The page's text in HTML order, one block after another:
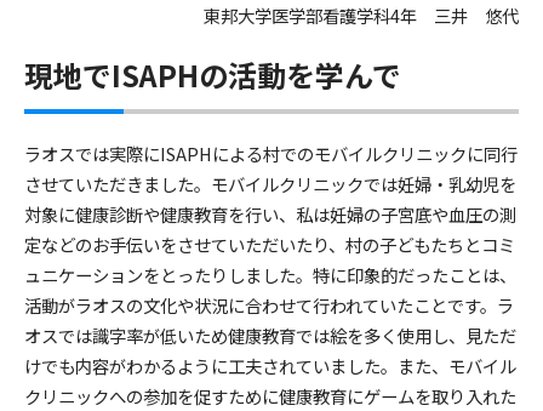
東邦大学医学部看護学科4年 三井 悠代
現地でISAPHの活動を学んで
ラオスでは実際にISAPHによる村でのモバイルクリニックに同行
させていただきました。モバイルクリニックでは妊婦・乳幼児を
対象に健康診断や健康教育を行い、私は妊婦の子宮底や血圧の測
定などのお手伝いをさせていただいたり、村の子どもたちとコミ
ュニケーションをとったりしました。特に印象的だったことは、
活動がラオスの文化や状況に合わせて行われていたことです。ラ
オスでは識字率が低いため健康教育では絵を多く使用し、見ただ
けでも内容がわかるように工夫されていました。また、モバイル
クリニックへの参加を促すために健康教育にゲームを取り入れた